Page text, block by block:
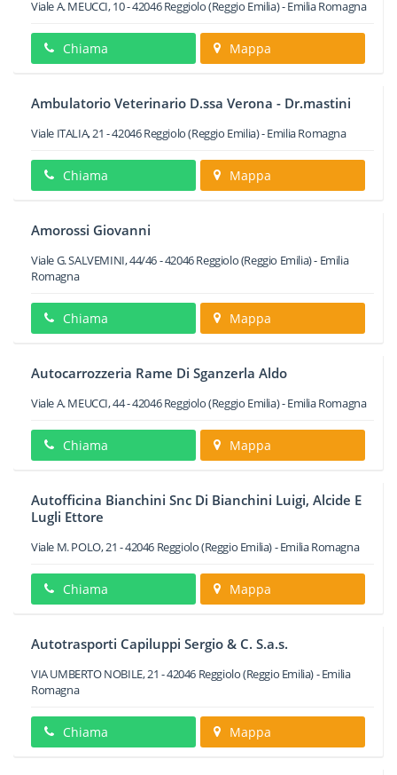
Viale A. MEUCCI, 10-42046 Reggiolo(Reggio Emilia) -Emilia Romagna
Chiama Mappa
Ambulatorio Veterinario D.ssa Verona - Dr.mastini
Viale ITALIA, 21 -42046Reggiolo(Reggio Emilia) -Emilia Romagna
Chiama Mappa
Amorossi Giovanni
Viale G. SALVEMINI, 44/46-42046Reggiolo(Reggio Emilia) - Emilia
Romagna
Chiama Mappa
Autocarrozzeria Rame Di Sganzerla Aldo
Viale A. MEUCCI, 44-42046 Reggiolo(Reggio Emilia) -Emilia Romagna
Chiama Mappa
Autofficina Bianchini Snc Di Bianchini Luigi, Alcide E
Lugli Ettore
Viale M. POLO, 21 -42046 Reggiolo(Reggio Emilia) -Emilia Romagna
Chiama Mappa
Autotrasporti Capiluppi Sergio & C. S.a.s.
VIA UMBERTO NOBILE, 21 -42046 Reggiolo(Reggio Emilia) -Emilia
Romagna
Chiama Mappa